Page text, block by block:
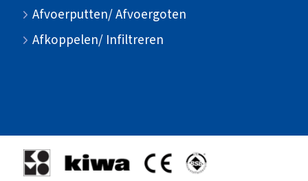
Afvoerputten/ Afvoergoten
Afkoppelen/ Infiltreren